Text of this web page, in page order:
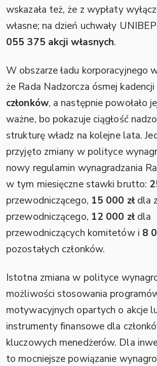
wskazała też, że z wypłaty
własne; na dzień uchwały
055 375 akcji własnych.
W obszarze ładu korporacyjnego
że Rada Nadzorcza ósmej
członków, a następnie powołało
ważne, bo pokazuje ciągłość
strukturę władz na kolejne lata.
przyjęto zmiany w polityce
nowy regulamin wynagradzania
w tym miesięczne stawki brutto:
przewodniczącego, 15 000 złdla
przewodniczącego, 12 000 złdla
przewodniczących komitetów i 8
pozostałych członków.
Istotna zmiana w polityce
możliwości stosowania
motywacyjnych opartych o akcje
instrumenty finansowe dla
kluczowych menedżerów. Dla
to mocniejsze powiązanie